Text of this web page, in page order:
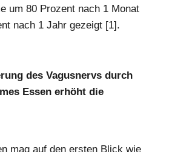
um 80 Prozent nach 1 Monat
nach 1 Jahr gezeigt [1].
des Vagusnervs durch
Essen erhöht die
mag auf den ersten Blick wie